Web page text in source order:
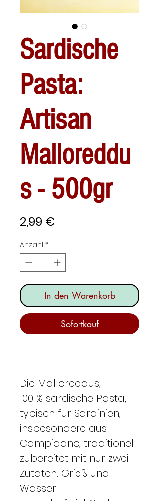
Sardische
Pasta:
Artisan
Malloreddu
s - 500gr
2,99 €
Anzahl *
In den Warenkorb
Sofortkauf
Die Malloreddus,
100 % sardische Pasta,
typisch für Sardinien,
insbesondere aus
Campidano, traditionell
zubereitet mit nur zwei
Zutaten: Grieß und
Wasser.